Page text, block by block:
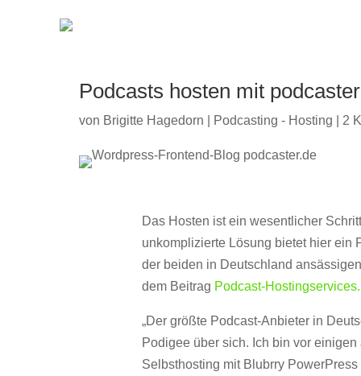
Podcasts hosten mit
von Brigitte Hagedorn Podcasting - Hosting 2
Das Hosten ist ein wesentlicher
unkomplizierte Lösung bietet hier ein
der beiden in Deutschland
dem Beitrag Podcast-
„Der größte Podcast-Anbieter in
Podigee über sich. Ich bin vor
Selbsthosting mit Blubrry